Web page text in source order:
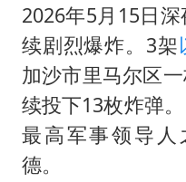
2026年5月15日
续剧烈爆炸。3架
加沙市里马尔区
续投下13枚炸弹
最高军事领导
德。